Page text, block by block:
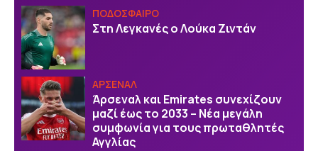
ΠΟΔΟΣΦΑΙΡΟ
Στη Λεγκανές ο Λούκα Ζιντάν
ΑΡΣΕΝΑΛ
Άρσεναλ και Emirates συνεχίζουν
μαζί έως το 2033 – Νέα μεγάλη
συμφωνία για τους πρωταθλητές
Αγγλίας